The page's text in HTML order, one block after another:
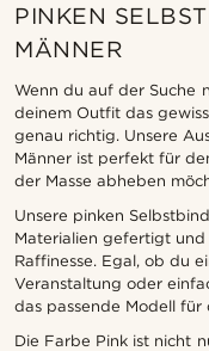
PINKEN
MÄNNER
Wenn du auf der Suche
deinem Outfit das
genau richtig. Unsere
Männer ist perfekt für
der Masse abheben
Unsere pinken
Materialien gefertigt
Raffinesse. Egal, ob du
Veranstaltung oder
das passende Modell für
Die Farbe Pink ist nicht